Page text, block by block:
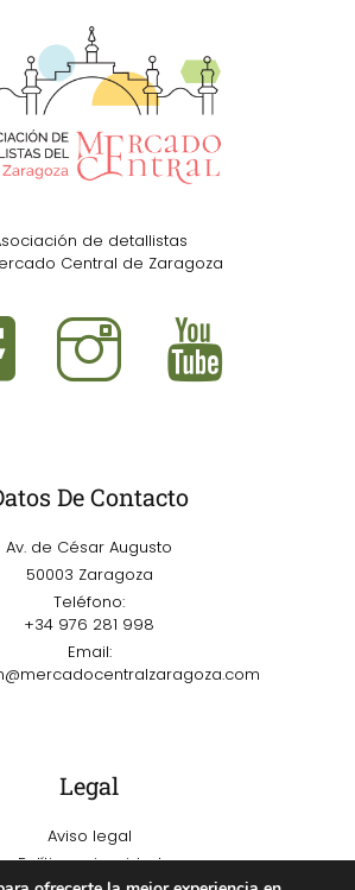
de detallistas
Central de Zaragoza
De Contacto
Av. de César Augusto
50003 Zaragoza
Teléfono:
+34 976 281 998
Email:
Legal
Aviso legal
Política privacidad